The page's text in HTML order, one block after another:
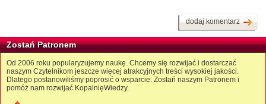
dodaj komentarz
Zostań Patronem
Od 2006 roku popularyzujemy naukę. Chcemy się rozwijać i dostarczać
naszym Czytelnikom jeszcze więcej atrakcyjnych treści wysokiej jakości.
Dlatego postanowiliśmy poprosić o wsparcie. Zostań naszym Patronem i
pomóż nam rozwijać KopalnięWiedzy.